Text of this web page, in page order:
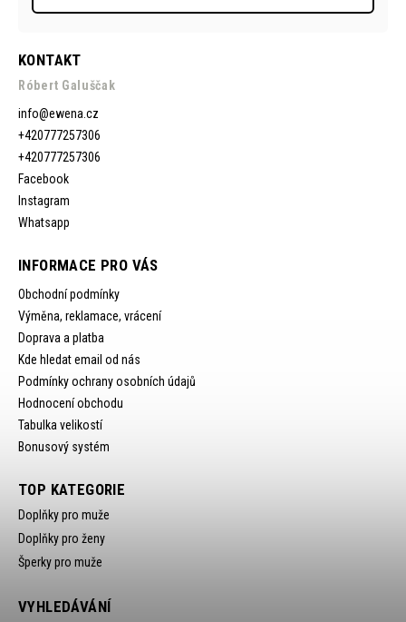
KONTAKT
Róbert Galuščak
info@ewena.cz
+420777257306
+420777257306
Facebook
Instagram
Whatsapp
INFORMACE PRO VÁS
Obchodní podmínky
Výměna, reklamace, vrácení
Doprava a platba
Kde hledat email od nás
Podmínky ochrany osobních údajů
Hodnocení obchodu
Tabulka velikostí
Bonusový systém
TOP KATEGORIE
Doplňky pro muže
Doplňky pro ženy
Šperky pro muže
VYHLEDÁVÁNÍ